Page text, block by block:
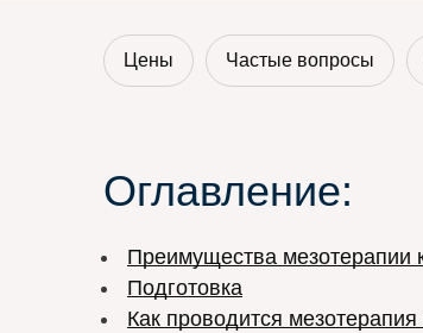
Цены Частые вопросы
Оглавление:
Преимущества мезотерапии
Подготовка
Как проводится мезотерапия